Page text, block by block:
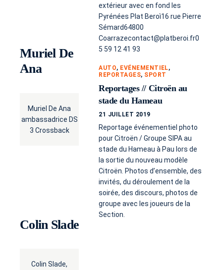
Muriel De
Ana
Muriel De Ana
ambassadrice DS
3 Crossback
Colin Slade
Colin Slade,
extérieur avec en fond les
Pyrénées Plat Beroì16 rue Pierre
Sémard64800
Coarrazecontact@platberoi.fr0
5 59 12 41 93
AUTO, EVÉNEMENTIEL,
REPORTAGES, SPORT
Reportages // Citroën au
stade du Hameau
21 JUILLET 2019
Reportage événementiel photo
pour Citroën / Groupe SIPA au
stade du Hameau à Pau lors de
la sortie du nouveau modèle
Citroën. Photos d’ensemble, des
invités, du déroulement de la
soirée, des discours, photos de
groupe avec les joueurs de la
Section.